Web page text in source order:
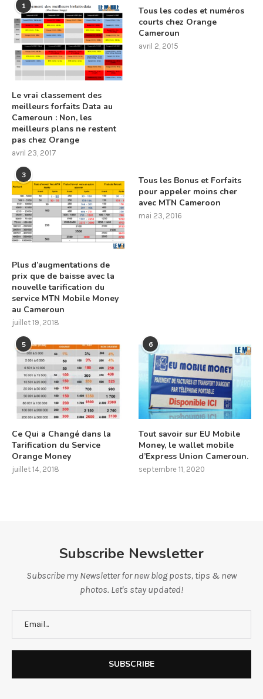
1
Le vrai classement des
meilleurs forfaits Data au
Cameroun : Non, les
meilleurs plans ne restent
pas chez Orange
avril 23, 2017
Tous les codes et numéros
courts chez Orange
Cameroun
avril 2, 2015
3
Plus d’augmentations de
prix que de baisse avec la
nouvelle tarification du
service MTN Mobile Money
au Cameroun
juillet 19, 2018
Tous les Bonus et Forfaits
pour appeler moins cher
avec MTN Cameroon
mai 23, 2016
5
Ce Qui a Changé dans la
Tarification du Service
Orange Money
juillet 14, 2018
6
Tout savoir sur EU Mobile
Money, le wallet mobile
d’Express Union Cameroun.
septembre 11, 2020
Subscribe Newsletter
Subscribe my Newsletter for new blog posts, tips & new
photos. Let's stay updated!